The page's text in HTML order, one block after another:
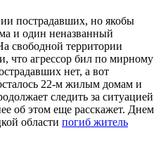
пострадавших, но якобы
и один неназванный
свободной территории
что агрессор бил по мирному
нет, а вот
22-м жилым домам и
следить за ситуацией
об этом еще расскажет. Днем
области погиб житель